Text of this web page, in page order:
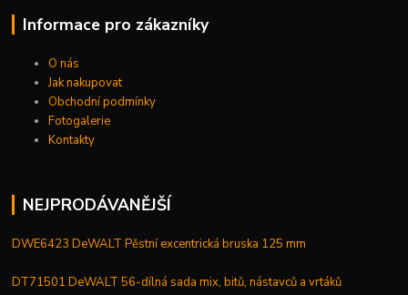
Informace pro zákazníky
O nás
Jak nakupovat
Obchodní podmínky
Fotogalerie
Kontakty
NEJPRODÁVANĚJŠÍ
DWE6423 DeWALT Pěstní excentrická bruska 125 mm
DT71501 DeWALT 56-dílná sada mix, bitů, nástavců a vrtáků